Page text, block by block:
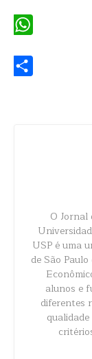
O
USP é uma
de São
alunos e
diferentes